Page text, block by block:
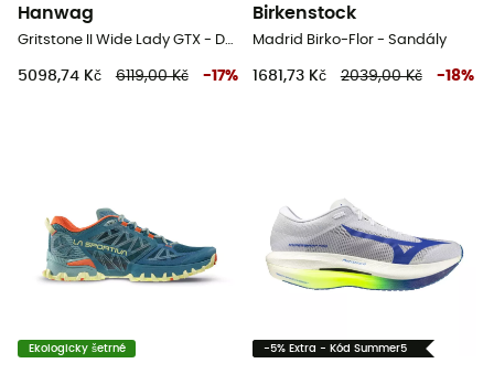
Hanwag
Gritstone II Wide Lady GTX - Dámské nízké turistické boty
5098,74 Kč 6119,00 Kč -17%
Birkenstock
Madrid Birko-Flor - Sandály
1681,73 Kč 2039,00 Kč -18%
Ekologicky šetrné -5% Extra - Kód Summer5